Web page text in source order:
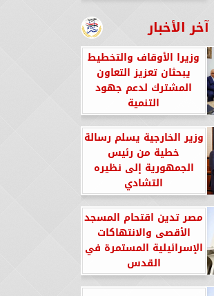
آخر الأخبار
وزيرا الأوقاف والتخطيط
يبحثان تعزيز التعاون
المشترك لدعم جهود
التنمية
وزير الخارجية يسلم رسالة
خطية من رئيس
الجمهورية إلى نظيره
التشادي
مصر تدين اقتحام المسجد
الأقصى والانتهاكات
الإسرائيلية المستمرة في
القدس